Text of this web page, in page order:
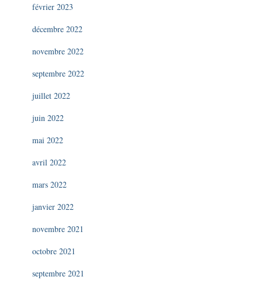
février 2023
décembre 2022
novembre 2022
septembre 2022
juillet 2022
juin 2022
mai 2022
avril 2022
mars 2022
janvier 2022
novembre 2021
octobre 2021
septembre 2021